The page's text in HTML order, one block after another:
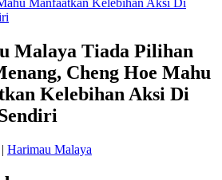
Malaya Tiada Pilihan
Cheng Hoe Mahu
Kelebihan Aksi Di
| Harimau Malaya